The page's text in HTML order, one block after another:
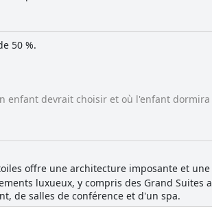
avec une vue magnifique sur les
confortable et agréable.
50 %.
enfant devrait choisir et où l'enfant dormira
offre une architecture imposante et
luxueux, y compris des Grand Suites
de salles de conférence et d'un spa.